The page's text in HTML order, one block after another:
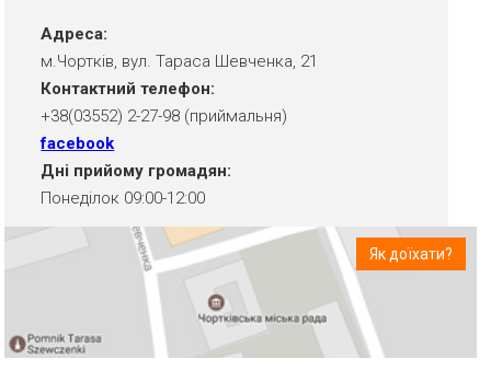
Адреса:
м.Чортків, вул. Тараса Шевченка, 21
Контактний телефон:
+38(03552) 2-27-98 (приймальня)
facebook
Дні прийому громадян:
Понеділок 09:00-12:00
Як доїхати?